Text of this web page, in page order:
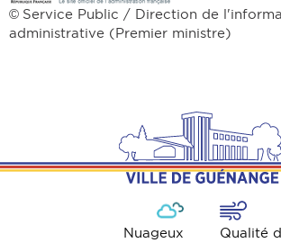
© Service Public / Direction de
administrative (Premier ministre)
Nuageux
Qualité